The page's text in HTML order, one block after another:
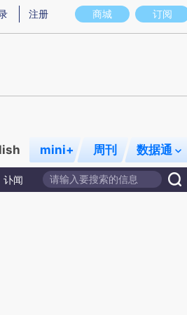
意图存在偏差。不代表财新观点和立场。推
商城 订阅
注册
mini+ 周刊 数据通
讣闻